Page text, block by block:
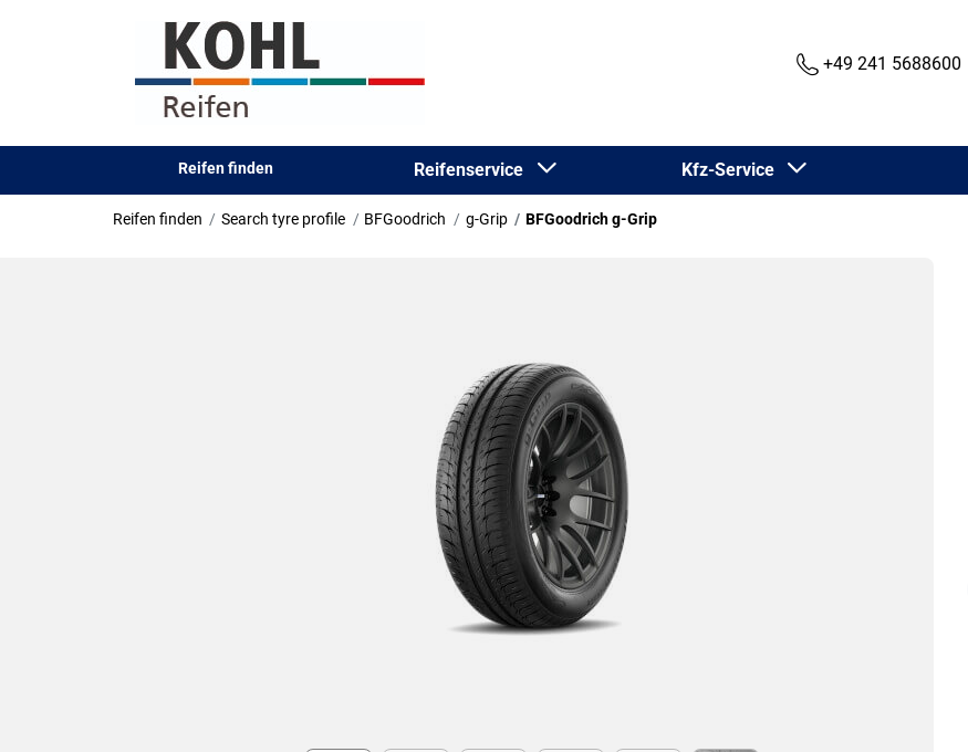
+49 241 5688600
Reifen finden Reifenservice Kfz-Service
Reifen finden Search tyre profile BFGoodrich g-Grip BFGoodrich g-Grip